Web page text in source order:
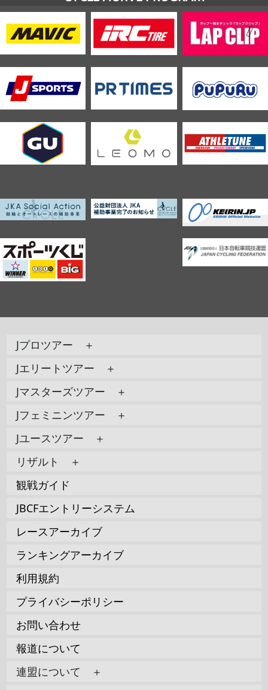
Jプロツアー ＋
Jエリートツアー ＋
Jマスターズツアー ＋
Jフェミニンツアー ＋
Jユースツアー ＋
リザルト ＋
観戦ガイド
JBCFエントリーシステム
レースアーカイブ
ランキングアーカイブ
利用規約
プライバシーポリシー
お問い合わせ
報道について
連盟について ＋